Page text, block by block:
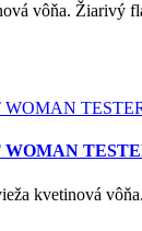
vôňa.
WOMAN
kvetinová